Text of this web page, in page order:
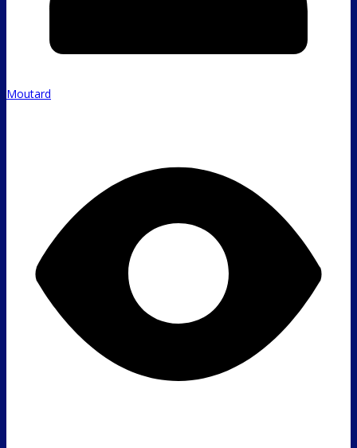
Moutard